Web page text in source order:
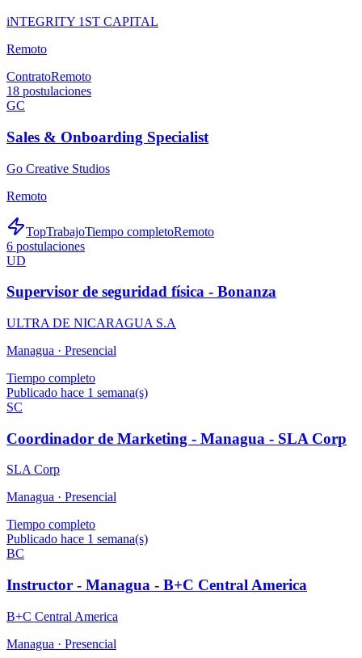
iNTEGRITY 1ST CAPITAL
Remoto
ContratoRemoto
18 postulaciones
GC
Sales & Onboarding Specialist
Go Creative Studios
Remoto
TopTrabajoTiempo completoRemoto
6 postulaciones
UD
Supervisor de seguridad física - Bonanza
ULTRA DE NICARAGUA S.A
Managua · Presencial
Tiempo completo
Publicado hace 1 semana(s)
SC
Coordinador de Marketing - Managua - SLA Corp
SLA Corp
Managua · Presencial
Tiempo completo
Publicado hace 1 semana(s)
BC
Instructor - Managua - B+C Central America
B+C Central America
Managua · Presencial